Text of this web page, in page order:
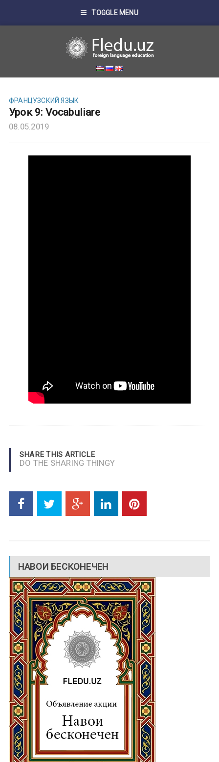
TOGGLE MENU
ФРАНЦУЗСКИЙ ЯЗЫК
Урок 9: Vocabuliare
08.05.2019
SHARE THIS ARTICLE
DO THE SHARING THINGY
НАВОИ БЕСКОНЕЧЕН